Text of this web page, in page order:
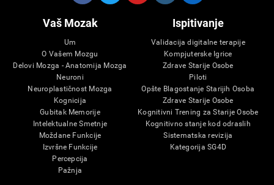
Vaš Mozak
Um
O Vašem Mozgu
Delovi Mozga - Anatomija Mozga
Neuroni
Neuroplastičnost Mozga
Kognicija
Gubitak Memorije
Intelektualne Smetnje
Moždane Funkcije
Izvršne Funkcije
Percepcija
Pažnja
Ispitivanje
Validacija digitalne terapije
Kompjuterske Igrice
Zdrave Starije Osobe
Piloti
Opšte Blagostanje Starijih Osoba
Zdrave Starije Osobe
Kognitivni Trening za Starije Osobe
Kognitivno stanje kod odraslih
Sistematska revizija
Kategorija SG4D